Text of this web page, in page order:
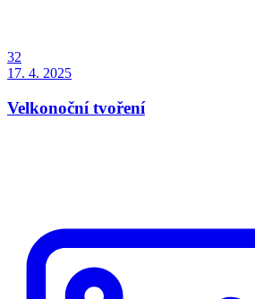
32
17. 4. 2025
Velkonoční tvoření